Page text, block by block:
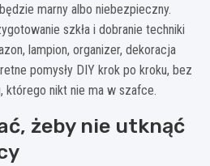
marny albo niebezpieczny.
szkła i dobranie techniki
lampion, organizer, dekoracja
pomysły DIY krok po kroku, bez
którego nikt nie ma w szafce.
żeby nie utknąć